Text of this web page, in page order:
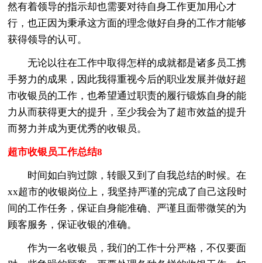
然有着领导的指示却也需要对待自身工作更加用心才
行，也正因为秉承这方面的理念做好自身的工作才能够
获得领导的认可。
无论以往在工作中取得怎样的成就都是诸多员工携
手努力的成果，因此我得重视今后的职业发展并做好超
市收银员的工作，也希望通过职责的履行锻炼自身的能
力从而获得更大的提升，至少我会为了超市效益的提升
而努力并成为更优秀的收银员。
超市收银员工作总结8
时间如白驹过隙，转眼又到了自我总结的时候。在
xx超市的收银岗位上，我坚持严谨的完成了自己这段时
间的工作任务，保证自身能准确、严谨且面带微笑的为
顾客服务，保证收银的准确。
作为一名收银员，我们的工作十分严格，不仅要面